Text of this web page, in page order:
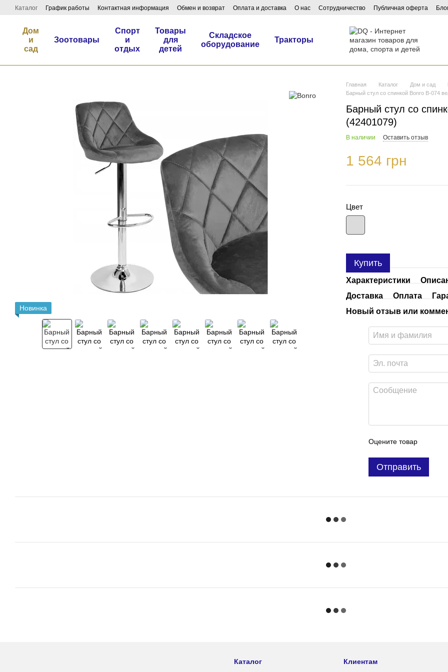
Перейти к основному контенту
Каталог График работы Контактная информация Обмен и возврат Оплата и доставка О нас Сотрудничество Публичная оферта
Дом
и
сад
Зоотовары
Спорт
и
отдых
Товары
для
детей
Складское
оборудование
Тракторы
Новинка
Главная Каталог Дом и сад
Барный стул со спинкой Bonro B-074
Барный стул со
(42401079)
В наличии Оставить отзыв
1 564 грн
Цвет
Купить
Характеристики
Доставка
Оплата
Новый отзыв или
Оцените товар
Отправить
Каталог Клиентам